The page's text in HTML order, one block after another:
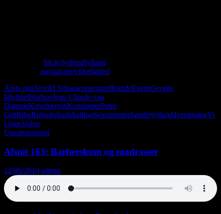
bit.ly/lydenafjylland
paypal.me/virkelighed
Årets ordArnold SchwarzeneggerBrandeEgernGeorge
MichaelHarboeJean-Claude van
DammeKirsebærvinKondomerPeter
GiftRibeRobudoSaabSallingSexministerSønderjyllandTerminatorVi
UngeVolvo
Uncategorized
Afsnit 163: Barberskum og madrasser
12/06/2019 admin